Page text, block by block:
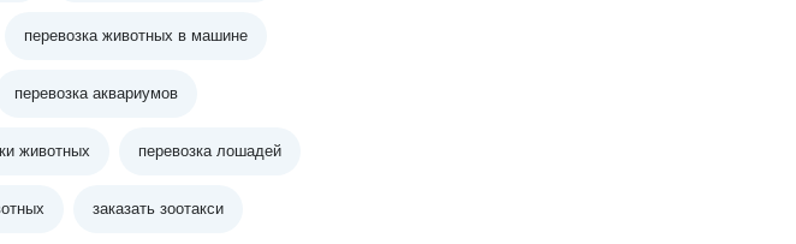
перевозка животных в машине
перевозка аквариумов
животных перевозка лошадей
заказать зоотакси